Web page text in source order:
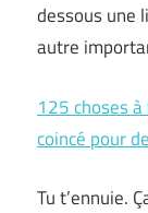
dessous une
autre
125 choses
coincé pour
Tu t’ennuie.